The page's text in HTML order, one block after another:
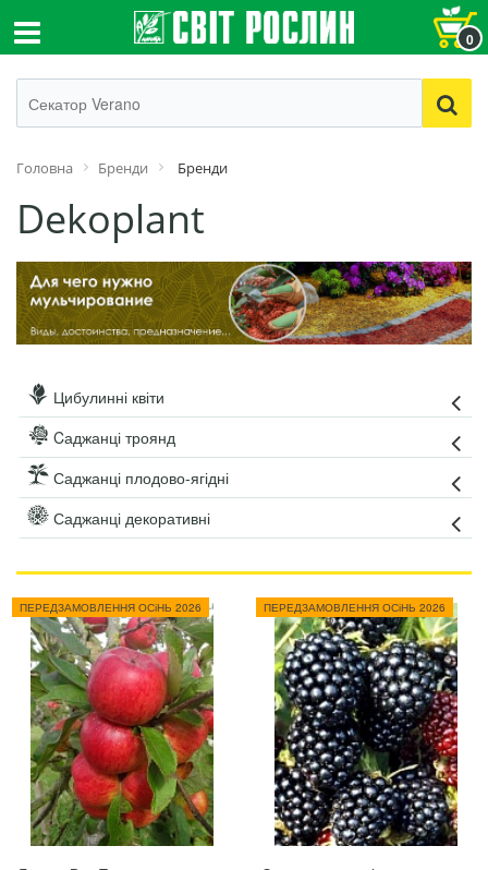
0
Головна Бренди Бренди
Dekoplant
Цибулинні квіти
Cаджанці троянд
Саджанці плодово-ягідні
Саджанці декоративні
ПЕРЕДЗАМОВЛЕННЯ ОСіНЬ 2026 ПЕРЕДЗАМОВЛЕННЯ ОСіНЬ 2026